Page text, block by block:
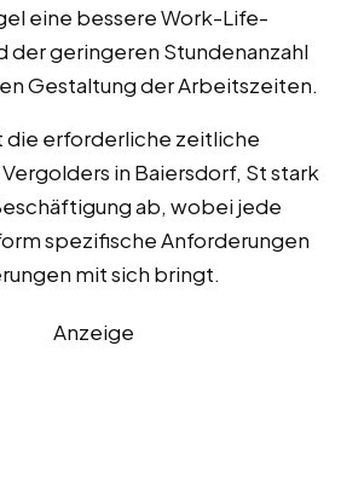
eine bessere Work-Life-
der geringeren Stundenanzahl
Gestaltung der Arbeitszeiten.
die erforderliche zeitliche
in Baiersdorf, St stark
ab, wobei jede
spezifische Anforderungen
mit sich bringt.
Anzeige